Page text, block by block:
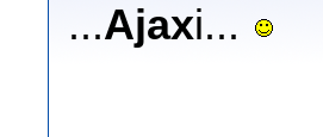
...Ajaxi...